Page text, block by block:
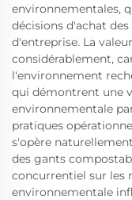
environnementales,
décisions d'achat
d'entreprise. La
considérablement,
l'environnement
qui démontrent une
environnementale
pratiques
s'opère
des gants
concurrentiel sur les
environnementale